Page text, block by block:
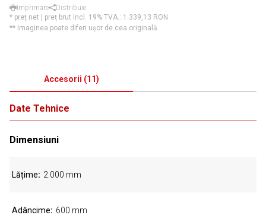
Imprimare
Distribuie
* preț net | preț brut incl. 19% TVA.: 1.339,13 RON
** Imaginea poate diferi ușor de cea originală.
Accesorii (11)
Date Tehnice
Dimensiuni
Lățime 2.000 mm
Adâncime 600 mm